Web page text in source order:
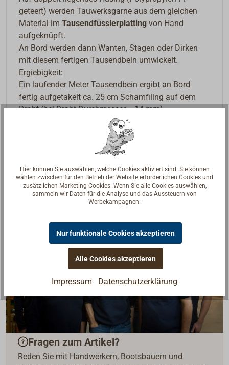
geteert) werden Tauwerksgarne aus dem gleichen
Material imTausendfüsslerplatting von Hand
aufgeknüpft.
An Bord werden dann Wanten, Stagen oder Dirken
mit diesem fertigen Tausendbein umwickelt.
Ergiebigkeit:
Ein laufender Meter Tausendbein ergibt an Bord
fertig aufgetakelt ca. 25 cm Schamfiling auf dem
Draht (bei Draht-Durchmesser = 14 mm).
TOPLICHT fertigt Tausendbein in eigener
Handwerks-Produktion auf Bestellung.
Fragen zum Artikel?
Reden Sie mit Handwerkern, Bootsbauern und
Hier können Sie auswählen, welche Cookies aktiviert sind. Sie können
wählen zwischen für den Betrieb der Website erforderlichen Cookies und
zusätzlichen Marketing-Cookies. Wenn Sie alle Cookies auswählen,
sammeln wir Daten für die Analyse und das Aussteuern von
Werbekampagnen.
Nur funktionale Cookies akzeptieren
Alle Cookies akzeptieren
Impressum Datenschutzerklärung